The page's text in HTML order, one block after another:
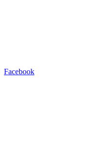
Facebook